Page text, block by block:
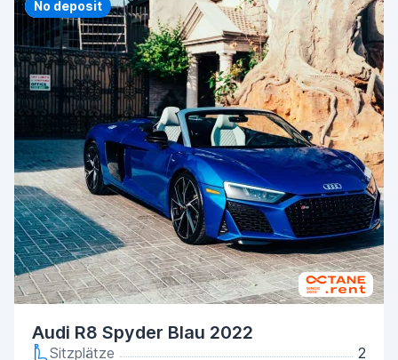
Priority
No deposit
Audi R8 Spyder Blau 2022
Sitzplätze
2